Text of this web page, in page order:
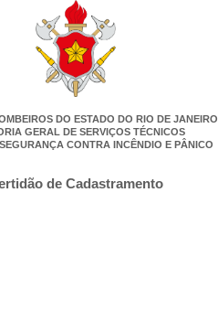
DO ESTADO DO RIO DE JANEIRO
GERAL DE SERVIÇOS TÉCNICOS
CONTRA INCÊNDIO E PÂNICO
de Cadastramento